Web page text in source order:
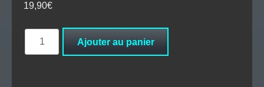
19,90€
Ajouter au panier